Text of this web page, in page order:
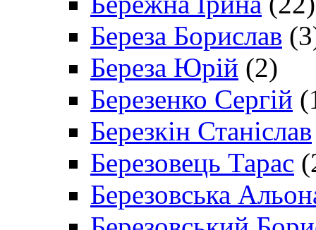
Береза Борислав
Береза Юрій (2)
Березенко Сергій
Березкін Станіслав
Березовець Тарас
Березовська